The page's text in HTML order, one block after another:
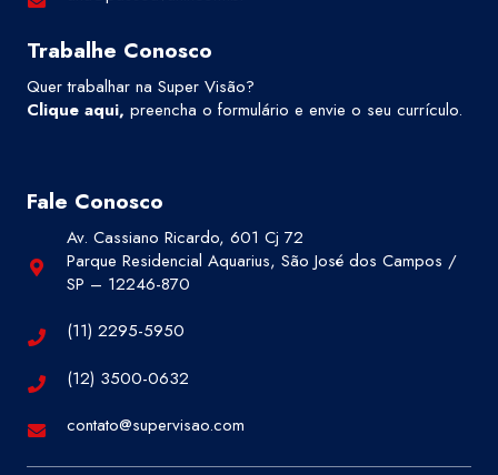
Trabalhe Conosco
Quer trabalhar na Super Visão?
Clique aqui, preencha o formulário e envie o seu currículo.
Fale Conosco
Av. Cassiano Ricardo, 601 Cj 72
Parque Residencial Aquarius, São José dos Campos /
SP – 12246-870
(11) 2295-5950
(12) 3500-0632
contato@supervisao.com